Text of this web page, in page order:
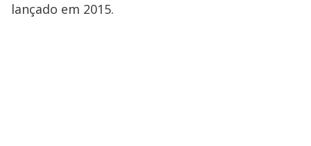
lançado em 2015.